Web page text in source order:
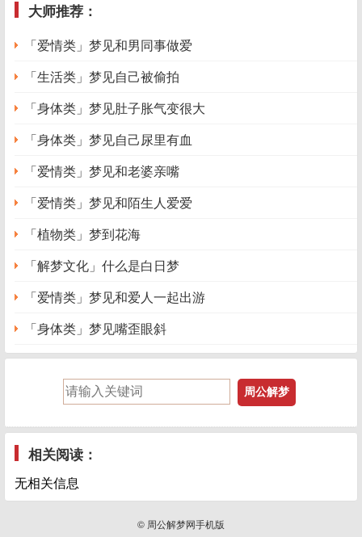
大师推荐：
「爱情类」梦见和男同事做爱
「生活类」梦见自己被偷拍
「身体类」梦见肚子胀气变很大
「身体类」梦见自己尿里有血
「爱情类」梦见和老婆亲嘴
「爱情类」梦见和陌生人爱爱
「植物类」梦到花海
「解梦文化」什么是白日梦
「爱情类」梦见和爱人一起出游
「身体类」梦见嘴歪眼斜
相关阅读：
无相关信息
© 周公解梦网手机版